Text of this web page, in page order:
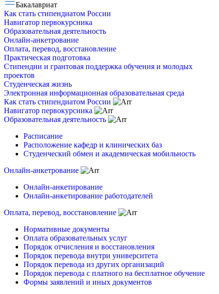
Бакалавриат
Как стать стипендиатом России
Навигатор первокурсника
Образовательная деятельность
Онлайн-анкетрование
Оплата, перевод, восстановление
Практическая подготовка
Стипендии и грантовая поддержка обучения и молодых
проектов
Студенческая жизнь
Электронная информационная образовательная среда
Как стать стипендиатом России
Навигатор первокурсника
Образовательная деятельность
Расписание
Расположение кафедр и клинических баз
Студенческий обмен и академическая мобильность
Онлайн-анкетрование
Онлайн-анкетирование
Онлайн-анкетирование работодателей
Оплата, перевод, восстановление
Нормативные документы
Оплата образовательных услуг
Порядок отчисления и восстановления
Порядок перевода внутри университета
Порядок перевода из других организаций
Порядок перевода с платного на бесплатное обучение
Формы заявлений и иных документов